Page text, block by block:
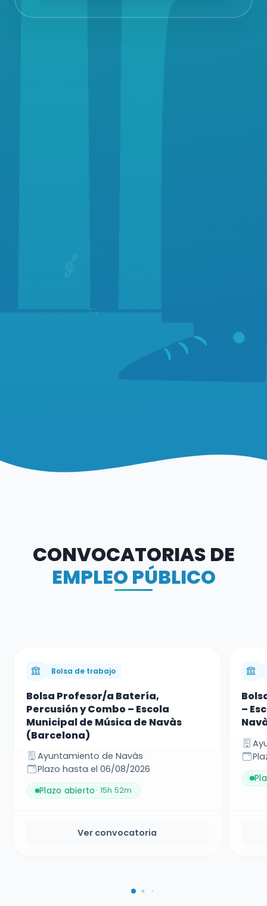
CONVOCATORIAS DE
EMPLEO PÚBLICO
Bolsa de trabajo
Bolsa Profesor/a Batería,
Percusión y Combo – Escola
Municipal de Música de Navàs
(Barcelona)
Ayuntamiento de Navàs
Plazo hasta el 06/08/2026
Plazo abierto · 15h 52m
Ver convocatoria
–